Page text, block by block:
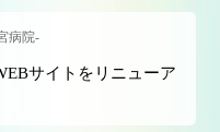
病院-
サイトをリニューア